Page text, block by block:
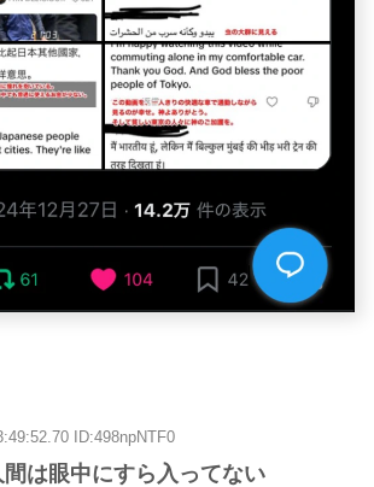
ID:498npNTF0
は眼中にすら入ってない